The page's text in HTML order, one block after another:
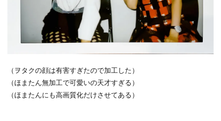
（ヲタクの顔は有害すぎたので加工した）
（ほまたん無加工で可愛いの天才すぎる）
（ほまたんにも高画質化だけさせてある）